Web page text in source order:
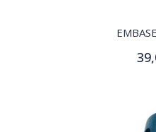
Ajouter